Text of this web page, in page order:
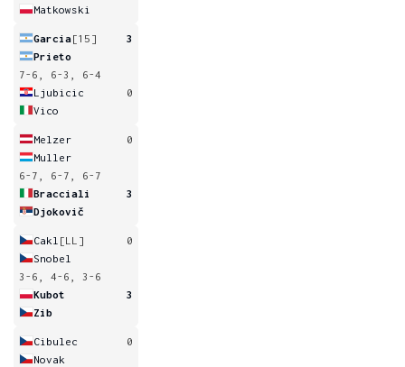
Matkowski
Garcia[15]
3
Prieto
7-6, 6-3, 6-4
Ljubicic
0
Vico
Melzer
0
Muller
6-7, 6-7, 6-7
Bracciali
3
Djokovič
Cakl [LL]
0
Snobel
3-6, 4-6, 3-6
Kubot
3
Zib
Cibulec
0
Novak